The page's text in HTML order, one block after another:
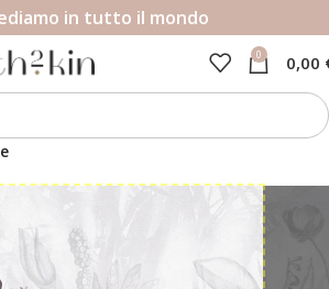
in tutto il mondo
0 0,00